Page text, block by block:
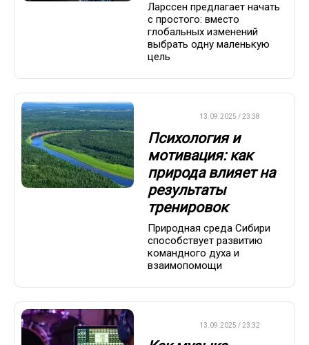
Ларссен предлагает начать
с простого: вместо
глобальных изменений
выбрать одну маленькую
цель
13.09.2025 / 23:38
Психология и
мотивация: как
природа влияет на
результаты
тренировок
Природная среда Сибири
способствует развитию
командного духа и
взаимопомощи
13.09.2025 / 23:32